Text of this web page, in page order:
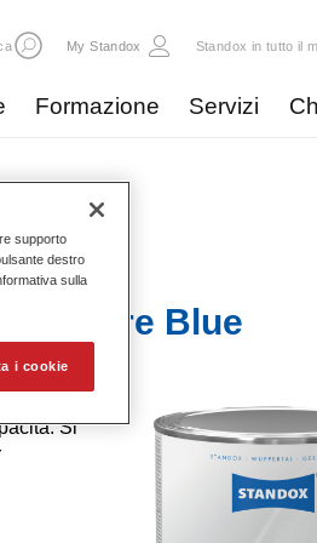
My Standox Standox in tutto il
Formazione Servizi
Azure Blue
Si
supporto
destro
sulla
i cookie